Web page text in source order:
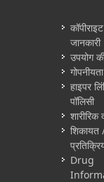
जानकारी
उपयोग
हाइपर
पॉलिसी
शारीरिक
शिकायत
Drug